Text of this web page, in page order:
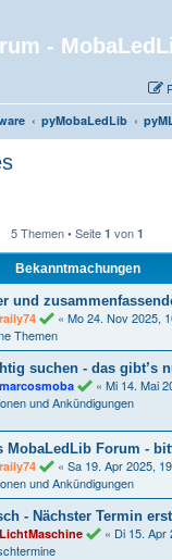
-
pyMobaLedLib
5 Themen • Seite 1 von 1
Bekanntmachungen
und
raily74 « Mo 24. Nov 2025,
Themen
suchen - das gibt’s
marcosmoba « Mi 14. Mai
und Ankündigungen
MobaLedLib Forum -
raily74 « Sa 19. Apr 2025,
und Ankündigungen
- Nächster Termin
LichtMaschine « Di 15. Apr